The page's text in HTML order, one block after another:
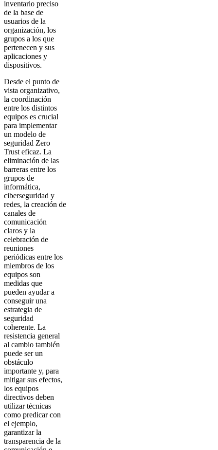
inventario preciso
de la base de
usuarios de la
organización, los
grupos a los que
pertenecen y sus
aplicaciones y
dispositivos.
Desde el punto de
vista organizativo,
la coordinación
entre los distintos
equipos es crucial
para implementar
un modelo de
seguridad Zero
Trust eficaz. La
eliminación de las
barreras entre los
grupos de
informática,
ciberseguridad y
redes, la creación de
canales de
comunicación
claros y la
celebración de
reuniones
periódicas entre los
miembros de los
equipos son
medidas que
pueden ayudar a
conseguir una
estrategia de
seguridad
coherente. La
resistencia general
al cambio también
puede ser un
obstáculo
importante y, para
mitigar sus efectos,
los equipos
directivos deben
utilizar técnicas
como predicar con
el ejemplo,
garantizar la
transparencia de la